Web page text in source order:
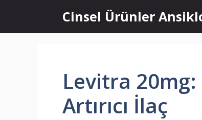
Cinsel Ürünler
Levitra
Artırıcı İlaç